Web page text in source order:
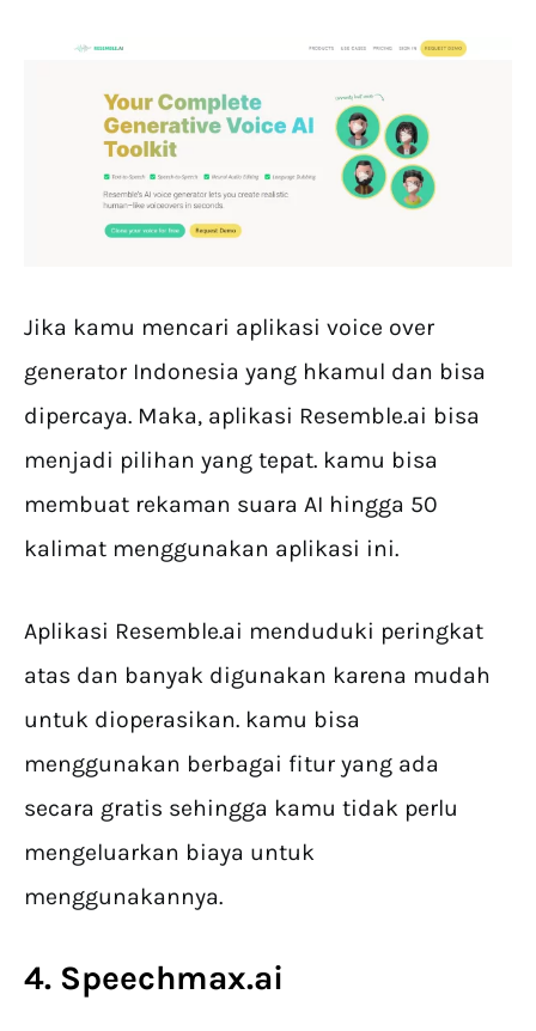
Jika kamu mencari aplikasi voice over
generator Indonesia yang hkamul dan bisa
dipercaya. Maka, aplikasi Resemble.ai bisa
menjadi pilihan yang tepat. kamu bisa
membuat rekaman suara AI hingga 50
kalimat menggunakan aplikasi ini.
Aplikasi Resemble.ai menduduki peringkat
atas dan banyak digunakan karena mudah
untuk dioperasikan. kamu bisa
menggunakan berbagai fitur yang ada
secara gratis sehingga kamu tidak perlu
mengeluarkan biaya untuk
menggunakannya.
4. Speechmax.ai